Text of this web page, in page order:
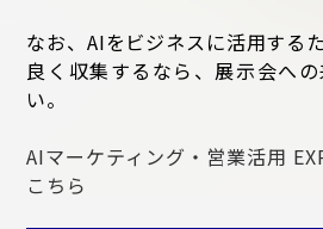
なお、AIをビジネスに活用する
良く収集するなら、展示会へ
い。
AIマーケティング・営業活用
こちら